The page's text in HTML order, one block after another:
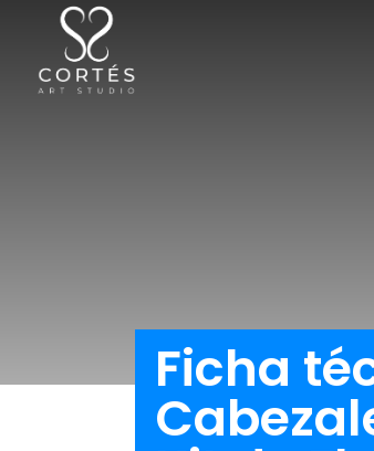
Ficha